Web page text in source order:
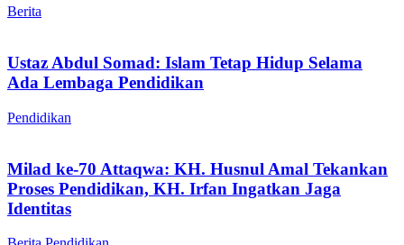
Berita
Ustaz Abdul Somad: Islam Tetap Hidup Selama
Ada Lembaga Pendidikan
Pendidikan
Milad ke-70 Attaqwa: KH. Husnul Amal Tekankan
Proses Pendidikan, KH. Irfan Ingatkan Jaga
Identitas